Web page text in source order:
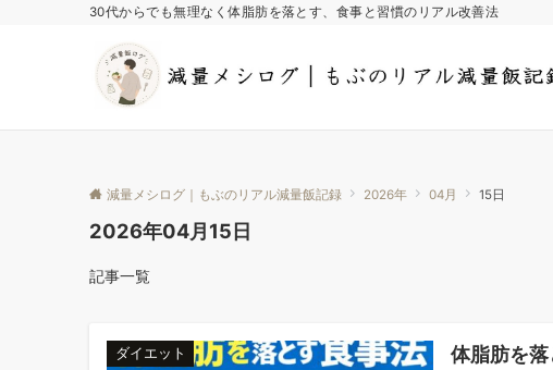
30代からでも無理なく体脂肪を落とす、食事と習慣のリアル改善法
減量メシログ｜もぶのリアル減量飯記録 2026年 04月 15日
2026年04月15日
記事一覧
ダイエット
体脂肪を